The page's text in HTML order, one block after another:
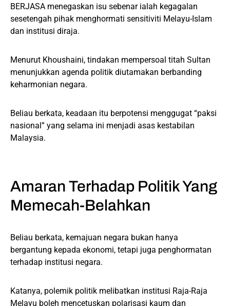
BERJASA menegaskan isu sebenar ialah kegagalan
sesetengah pihak menghormati sensitiviti Melayu-Islam
dan institusi diraja.
Menurut Khoushaini, tindakan mempersoal titah Sultan
menunjukkan agenda politik diutamakan berbanding
keharmonian negara.
Beliau berkata, keadaan itu berpotensi menggugat “paksi
nasional” yang selama ini menjadi asas kestabilan
Malaysia.
Amaran Terhadap Politik Yang
Memecah-Belahkan
Beliau berkata, kemajuan negara bukan hanya
bergantung kepada ekonomi, tetapi juga penghormatan
terhadap institusi negara.
Katanya, polemik politik melibatkan institusi Raja-Raja
Melayu boleh mencetuskan polarisasi kaum dan